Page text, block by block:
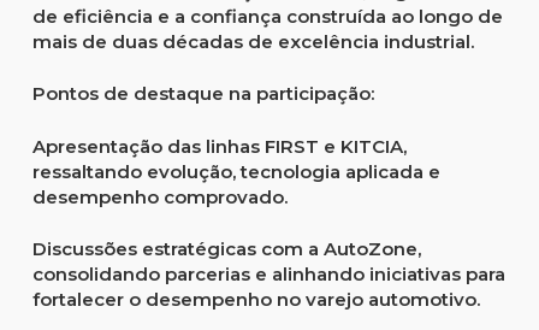
de eficiência e a confiança construída ao longo de
mais de duas décadas de excelência industrial.
Pontos de destaque na participação:
Apresentação das linhas FIRST e KITCIA,
ressaltando evolução, tecnologia aplicada e
desempenho comprovado.
Discussões estratégicas com a AutoZone,
consolidando parcerias e alinhando iniciativas para
fortalecer o desempenho no varejo automotivo.